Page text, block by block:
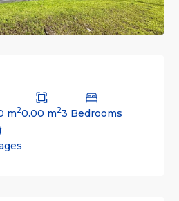
m20.00 m23 Bedrooms